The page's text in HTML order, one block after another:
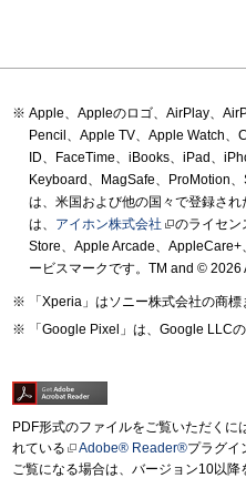
Apple、Appleのロゴ、AirPlay、
Pencil、Apple TV、Apple Watch
ID、FaceTime、iBooks、iPad、
Keyboard、MagSafe、ProMotion
は、米国および他の国々で登録さ
は、 アイホン株式会社
のライセン
Store、Apple Arcade、
ービスマークです。TM and © 2026
「Xperia」はソニー株式会社の商標
「Google Pixel」は、Google LLC
PDF形式のファイルをご覧いただくに
れている
Adobe® Reader®プラグイ
ご覧になる場合は、バージョン10以降